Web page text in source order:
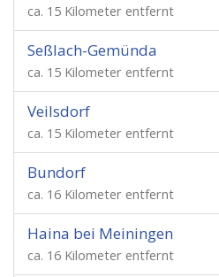
ca. 15 Kilometer entfernt
Seßlach-Gemünda
ca. 15 Kilometer entfernt
Veilsdorf
ca. 15 Kilometer entfernt
Bundorf
ca. 16 Kilometer entfernt
Haina bei Meiningen
ca. 16 Kilometer entfernt